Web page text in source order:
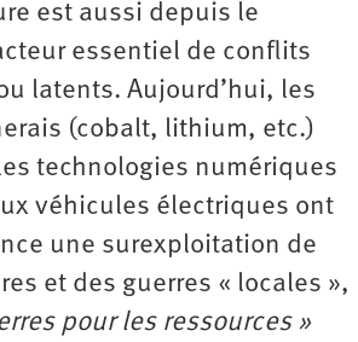
est aussi depuis le
essentiel de conflits
latents. Aujourd’hui, les
(cobalt, lithium, etc.)
technologies numériques
véhicules électriques ont
une surexploitation de
et des guerres « locales »,
pour les ressources »